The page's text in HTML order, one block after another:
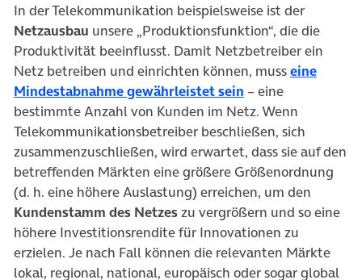
In der Telekommunikation beispielsweise ist der
Netzausbau unsere „Produktionsfunktion“, die die
Produktivität beeinflusst. Damit Netzbetreiber ein
Netz betreiben und einrichten können, musseine
Mindestabnahme gewährleistet sein (öffnet in neuem
– eine
bestimmte Anzahl von Kunden im Netz. Wenn
Telekommunikationsbetreiber beschließen, sich
zusammenzuschließen, wird erwartet, dass sie auf den
betreffenden Märkten eine größere Größenordnung
(d. h. eine höhere Auslastung) erreichen, um den
Kundenstamm des Netzeszu vergrößern und so eine
höhere Investitionsrendite für Innovationen zu
erzielen. Je nach Fall können die relevanten Märkte
lokal, regional, national, europäisch oder sogar global